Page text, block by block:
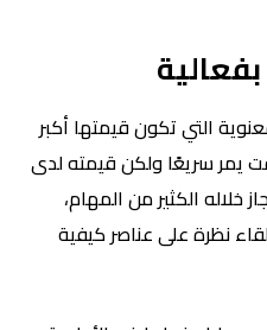
التي تكون قيمتها أكبر
يمر سريعًا ولكن قيمته لدى
خلاله الكثير من المهام،
نظرة على عناصر كيفية